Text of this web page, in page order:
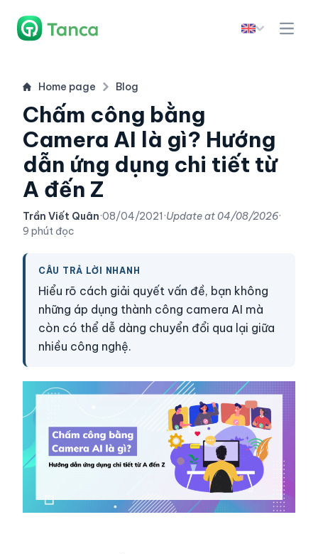
Home page Blog
Chấm công bằng
Camera AI là gì? Hướng
dẫn ứng dụng chi tiết từ
A đến Z
Trần Viết Quân·08/04/2021 ·Update at04/08/2026·
9 phút đọc
CÂU TRẢ LỜI NHANH
Hiểu rõ cách giải quyết vấn đề, bạn không
những áp dụng thành công camera AI mà
còn có thể dễ dàng chuyển đổi qua lại giữa
nhiều công nghệ.